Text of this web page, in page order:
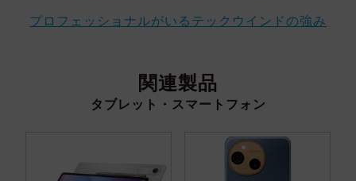
プロフェッショナルがいるテックウインドの強み
関連製品
タブレット・スマートフォン